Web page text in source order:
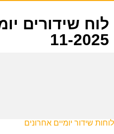
11-2025
לוחות שידור יומיים אחרונים